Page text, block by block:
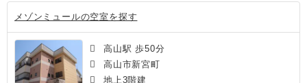
メゾンミュールの空室を探す
高山駅 歩50分
高山市新宮町
地上3階建